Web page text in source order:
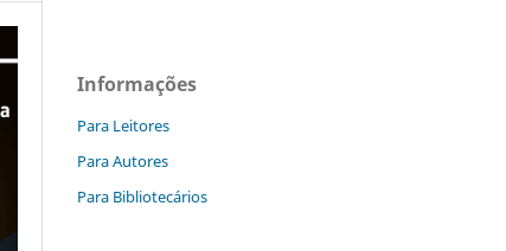
Informações
Para Leitores
Para Autores
Para Bibliotecários